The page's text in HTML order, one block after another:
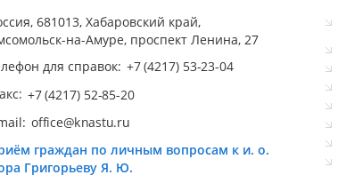
681013, Хабаровский край,
на-Амуре, проспект Ленина, 27
для справок:
граждан по личным вопросам к и. о.
Григорьеву Я. Ю.